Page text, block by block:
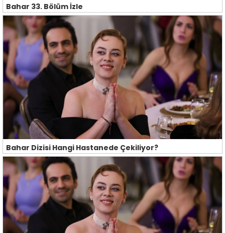
Bahar 33. Bölüm İzle
Bahar Dizisi Hangi Hastanede Çekiliyor?